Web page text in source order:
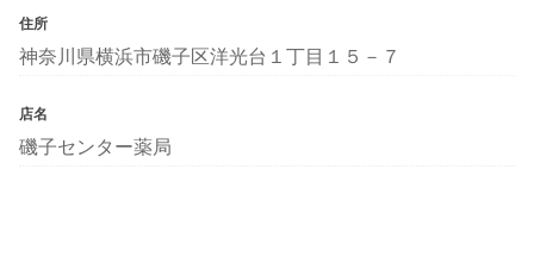
住所
神奈川県横浜市磯子区洋光台１丁目１５－７
店名
磯子センター薬局